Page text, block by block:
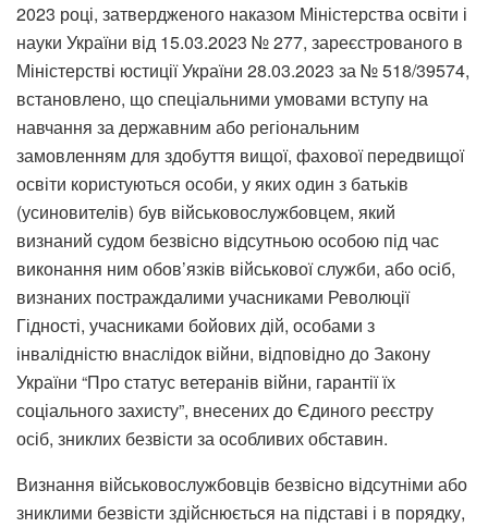
2023 році, затвердженого наказом Міністерства освіти і
науки України від 15.03.2023 № 277, зареєстрованого в
Міністерстві юстиції України 28.03.2023 за № 518/39574,
встановлено, що спеціальними умовами вступу на
навчання за державним або регіональним
замовленням для здобуття вищої, фахової передвищої
освіти користуються особи, у яких один з батьків
(усиновителів) був військовослужбовцем, який
визнаний судом безвісно відсутньою особою під час
виконання ним обов’язків військової служби, або осіб,
визнаних постраждалими учасниками Революції
Гідності, учасниками бойових дій, особами з
інвалідністю внаслідок війни, відповідно до Закону
України “Про статус ветеранів війни, гарантії їх
соціального захисту”, внесених до Єдиного реєстру
осіб, зниклих безвісти за особливих обставин.
Визнання військовослужбовців безвісно відсутніми або
зниклими безвісти здійснюється на підставі і в порядку,